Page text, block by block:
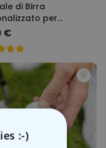
di Birra
per
€
:-)